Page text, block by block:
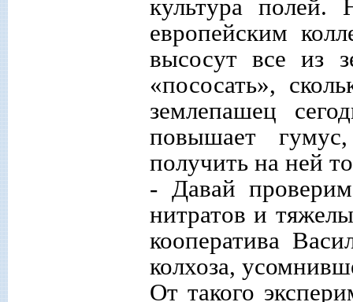
культура
европейским
высосут все из
«пососать»,
землепашец
повышает
получить на ней
- Давай
нитратов и
кооператива
колхоза,
От такого